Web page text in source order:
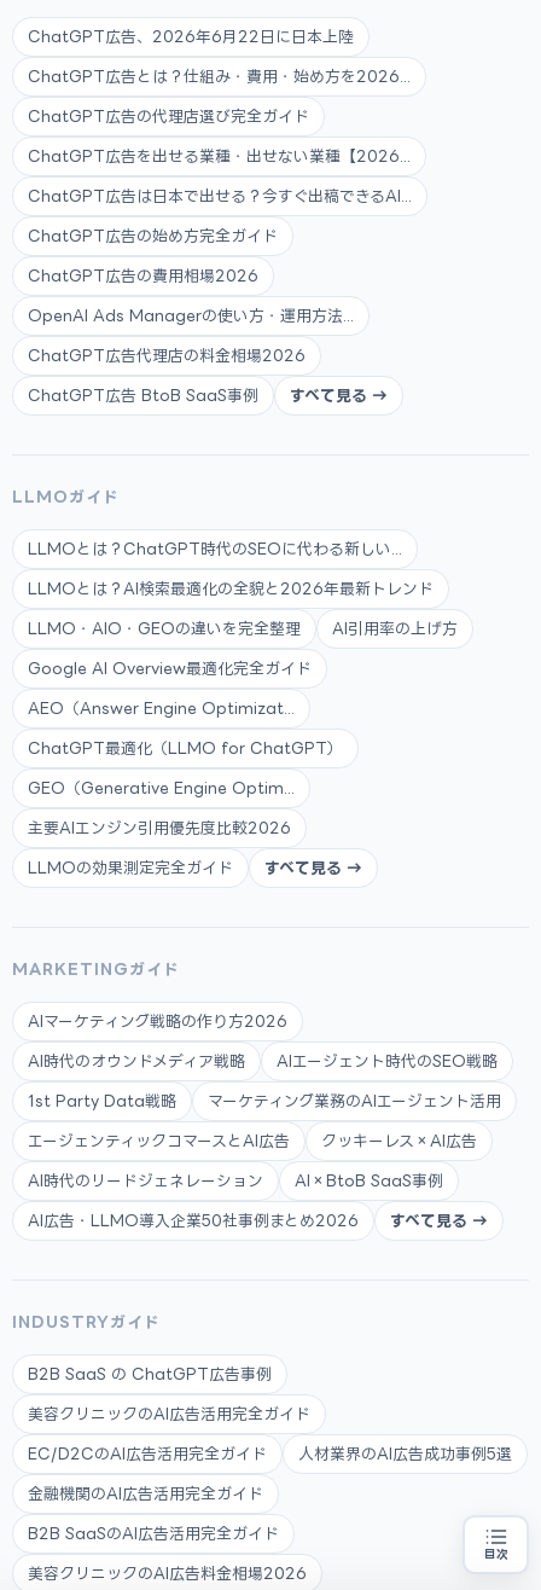
目次
補助金の申請代行をお探しの方
専門家に無料相談する
ChatGPT広告、2026年6月22日に日本上陸
ChatGPT広告とは？仕組み・費用・始め方を2026...
ChatGPT広告の代理店選び完全ガイド
ChatGPT広告を出せる業種・出せない業種【2026...
ChatGPT広告は日本で出せる？今すぐ出稿できるAI...
ChatGPT広告の始め方完全ガイド
ChatGPT広告の費用相場2026
OpenAI Ads Managerの使い方・運用方法...
ChatGPT広告代理店の料金相場2026
ChatGPT広告 BtoB SaaS事例 すべて見る →
LLMOガイド
LLMOとは？ChatGPT時代のSEOに代わる新しい...
LLMOとは？AI検索最適化の全貌と2026年最新トレンド
LLMO・AIO・GEOの違いを完全整理 AI引用率の上げ方
Google AI Overview最適化完全ガイド
AEO（Answer Engine Optimizat...
ChatGPT最適化（LLMO for ChatGPT）
GEO（Generative Engine Optim...
主要AIエンジン引用優先度比較2026
LLMOの効果測定完全ガイド すべて見る →
MARKETINGガイド
AIマーケティング戦略の作り方2026
AI時代のオウンドメディア戦略 AIエージェント時代のSEO戦略
1st Party Data戦略 マーケティング業務のAIエージェント活用
エージェンティックコマースとAI広告 クッキーレス×AI広告
AI時代のリードジェネレーション AI×BtoB SaaS事例
AI広告・LLMO導入企業50社事例まとめ2026 すべて見る →
INDUSTRYガイド
B2B SaaS の ChatGPT広告事例
美容クリニックのAI広告活用完全ガイド
EC/D2CのAI広告活用完全ガイド 人材業界のAI広告成功事例5選
金融機関のAI広告活用完全ガイド
B2B SaaSのAI広告活用完全ガイド
美容クリニックのAI広告料金相場2026